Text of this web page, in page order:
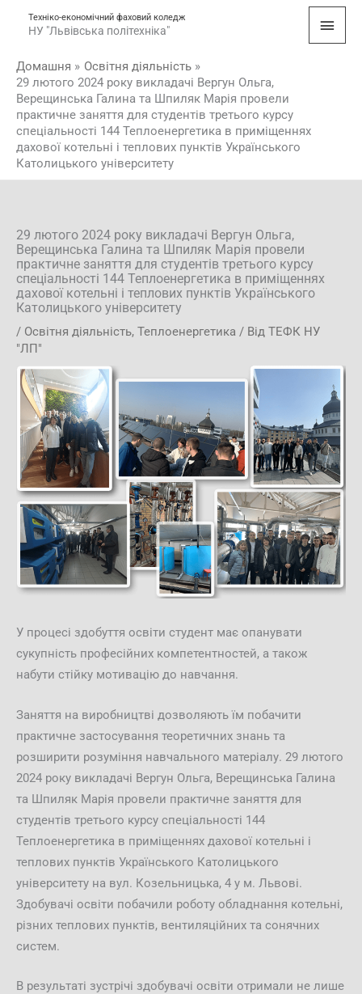
Техніко-економічний фаховий коледж
НУ "Львівська політехніка"
Домашня
Освітня діяльність
29 лютого 2024 року викладачі Вергун Ольга,
Верещинська Галина та Шпиляк Марія провели
практичне заняття для студентів третього курсу
спеціальності 144 Теплоенергетика в приміщеннях
дахової котельні і теплових пунктів Українського
Католицького університету
29 лютого 2024 року викладачі Вергун Ольга,
Верещинська Галина та Шпиляк Марія провели
практичне заняття для студентів третього курсу
спеціальності 144 Теплоенергетика в приміщеннях
дахової котельні і теплових пунктів Українського
Католицького університету
/ Освітня діяльність, Теплоенергетика / Від ТЕФК НУ
"ЛП"
У процесі здобуття освіти студент має опанувати
сукупність професійних компетентностей, а також
набути стійку мотивацію до навчання.
Заняття на виробництві дозволяють їм побачити
практичне застосування теоретичних знань та
розширити розуміння навчального матеріалу. 29 лютого
2024 року викладачі Вергун Ольга, Верещинська Галина
та Шпиляк Марія провели практичне заняття для
студентів третього курсу спеціальності 144
Теплоенергетика в приміщеннях дахової котельні і
теплових пунктів Українського Католицького
університету на вул. Козельницька, 4 у м. Львові.
Здобувачі освіти побачили роботу обладнання котельні,
різних теплових пунктів, вентиляційних та сонячних
систем.
В результаті зустрічі здобувачі освіти отримали не лише